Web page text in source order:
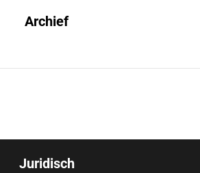
Archief
Juridisch